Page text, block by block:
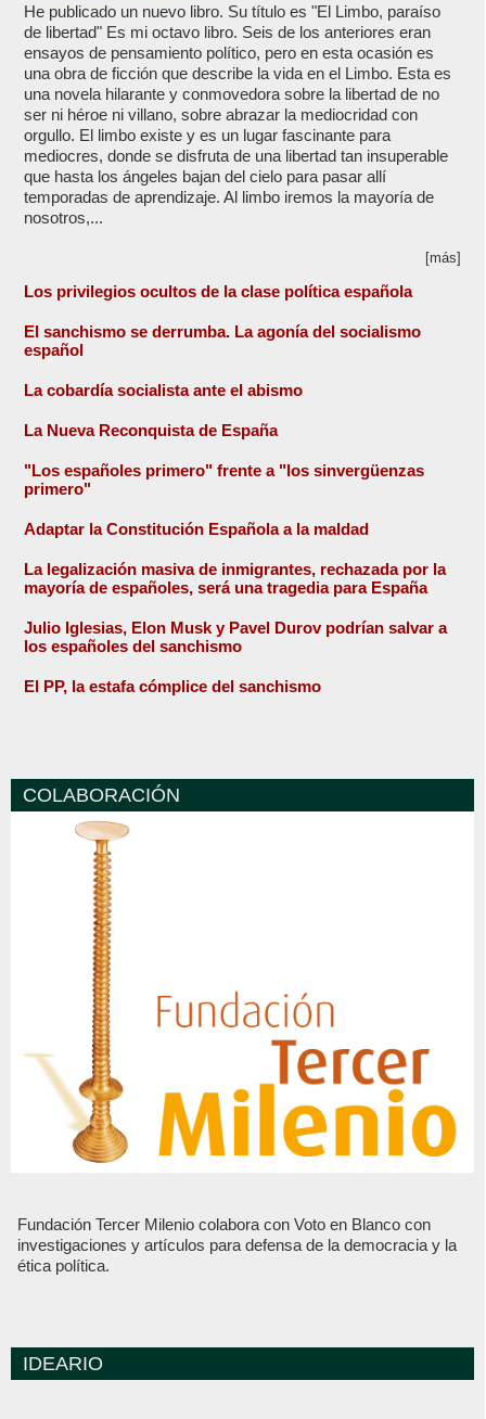
He publicado un nuevo libro. Su título es "El Limbo, paraíso
de libertad" Es mi octavo libro. Seis de los anteriores eran
ensayos de pensamiento político, pero en esta ocasión es
una obra de ficción que describe la vida en el Limbo. Esta es
una novela hilarante y conmovedora sobre la libertad de no
ser ni héroe ni villano, sobre abrazar la mediocridad con
orgullo. El limbo existe y es un lugar fascinante para
mediocres, donde se disfruta de una libertad tan insuperable
que hasta los ángeles bajan del cielo para pasar allí
temporadas de aprendizaje. Al limbo iremos la mayoría de
nosotros,...
[más]
Los privilegios ocultos de la clase política española
El sanchismo se derrumba. La agonía del socialismo
español
La cobardía socialista ante el abismo
La Nueva Reconquista de España
"Los españoles primero" frente a "los sinvergüenzas
primero"
Adaptar la Constitución Española a la maldad
La legalización masiva de inmigrantes, rechazada por la
mayoría de españoles, será una tragedia para España
Julio Iglesias, Elon Musk y Pavel Durov podrían salvar a
los españoles del sanchismo
El PP, la estafa cómplice del sanchismo
COLABORACIÓN
Fundación Tercer Milenio colabora con Voto en Blanco con
investigaciones y artículos para defensa de la democracia y la
ética política.
IDEARIO